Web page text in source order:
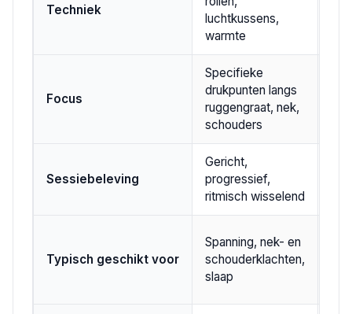
Techniek
luchtkussens,
warmte
Focus
Specifieke
drukpunten langs
ruggengraat, nek,
schouders
Sessiebeleving
Gericht,
progressief,
ritmisch wisselend
Typisch geschikt voor
Spanning, nek- en
schouderklachten,
slaap